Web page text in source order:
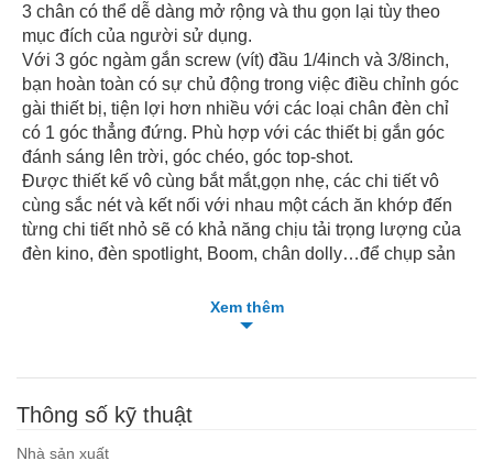
3 chân có thể dễ dàng mở rộng và thu gọn lại tùy theo
mục đích của người sử dụng.
Với 3 góc ngàm gắn screw (vít) đầu 1/4inch và 3/8inch,
bạn hoàn toàn có sự chủ động trong việc điều chỉnh góc
gài thiết bị, tiện lợi hơn nhiều với các loại chân đèn chỉ
có 1 góc thẳng đứng. Phù hợp với các thiết bị gắn góc
đánh sáng lên trời, góc chéo, góc top-shot.
Được thiết kế vô cùng bắt mắt,gọn nhẹ, các chi tiết vô
cùng sắc nét và kết nối với nhau một cách ăn khớp đến
từng chi tiết nhỏ sẽ có khả năng chịu tải trọng lượng của
đèn kino, đèn spotlight, Boom, chân dolly…để chụp sản
Chiều cao tối đa: 2800mm
Khối lượng: 2.0 kg
Chất liệu: inox
Xem thêm
Thông số kỹ thuật
Nhà sản xuất